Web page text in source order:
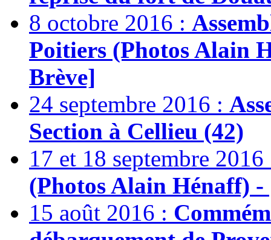
8 octobre 2016 :
Poitiers (Photos Alain
Brève]
24 septembre 2016 :
Section à Cellieu (42)
17 et 18 septembre
(Photos Alain Hénaff)
15 août 2016 :